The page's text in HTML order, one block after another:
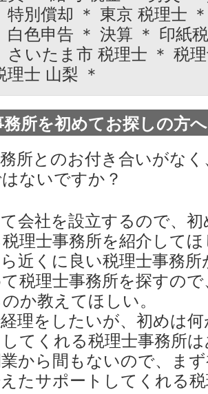
特別償却 ＊ 東京 税理士
白色申告 ＊ 決算 ＊ 印紙
さいたま市 税理士 ＊ 税
理士 山梨 ＊
務所を初めてお探しの方へ
所とのお付き合いがな
ないですか？
て会社を設立するので、
理士事務所を紹介して
ら近くに良い税理士事務
て税理士事務所を探すの
か教えてほしい。
経理をしたいが、初めは
てくれる税理士事務所
業から間もないので、ま
たサポートしてくれる